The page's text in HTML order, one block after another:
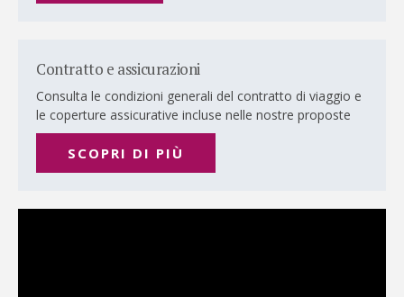
Contratto e assicurazioni
Consulta le condizioni generali del contratto di viaggio e
le coperture assicurative incluse nelle nostre proposte
SCOPRI DI PIÙ